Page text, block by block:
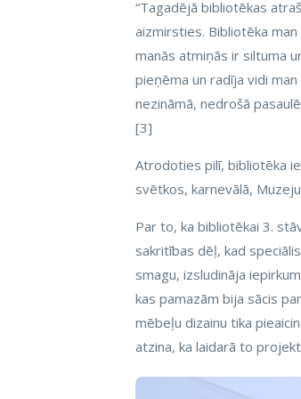
“Tagadējā bibliotēkas
aizmirsties. Bibliotēka
manās atmiņās ir siltuma
pieņēma un radīja vidi
nezināmā, nedrošā
[3]
Atrodoties pilī, bibliotēka
svētkos, karnevālā,
Par to, ka bibliotēkai 3.
sakritības dēļ, kad
smagu, izsludināja
kas pamazām bija sācis
mēbeļu dizainu tika
atzina, ka laidarā to